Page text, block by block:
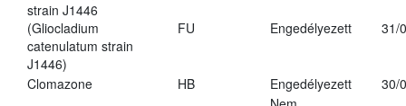
strain J1446
(Gliocladium
catenulatum strain
J1446)
FU Engedélyezett 31/
Clomazone HB Engedélyezett
30/